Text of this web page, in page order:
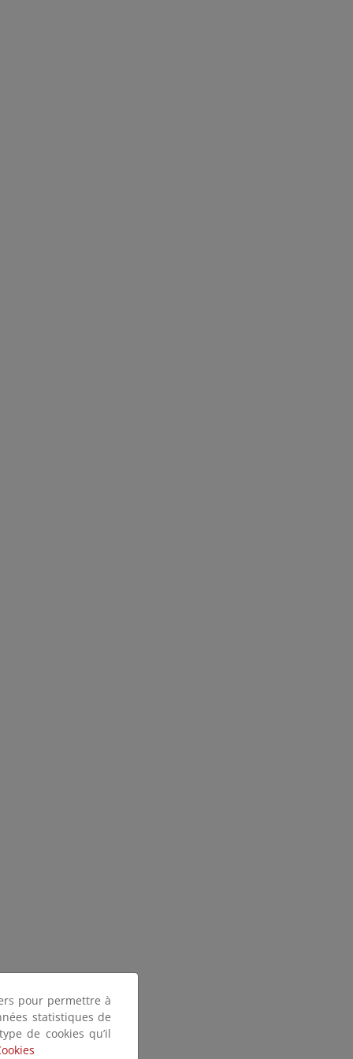
pour permettre à
statistiques de
de cookies qu’il